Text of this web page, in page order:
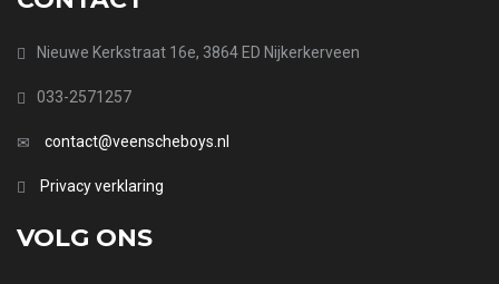
Nieuwe Kerkstraat 16e, 3864 ED Nijkerkerveen
033-2571257
contact@veenscheboys.nl
Privacy verklaring
VOLG ONS